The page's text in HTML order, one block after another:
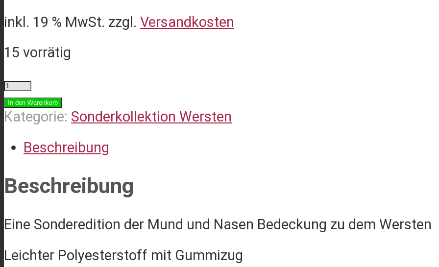
inkl. 19 % MwSt. zzgl. Versandkosten
15 vorrätig
Mund
und
Nasen
Menge
In den Warenkorb
Kategorie: Sonderkollektion Wersten
Beschreibung
Beschreibung
Eine Sonderedition der Mund und Nasen Bedeckung zu dem
Leichter Polyesterstoff mit Gummizug